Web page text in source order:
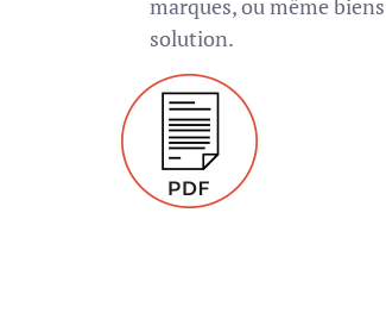
marques, ou même
solution.